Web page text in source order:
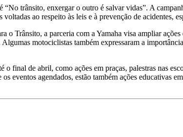
trânsito, enxergar o outro é salvar vidas”. A
ao respeito às leis e à prevenção de acidentes,
o Trânsito, a parceria com a Yamaha visa ampliar
motociclistas também expressaram a
final de abril, como ações em praças, palestras nas
eventos agendados, estão também ações educativas